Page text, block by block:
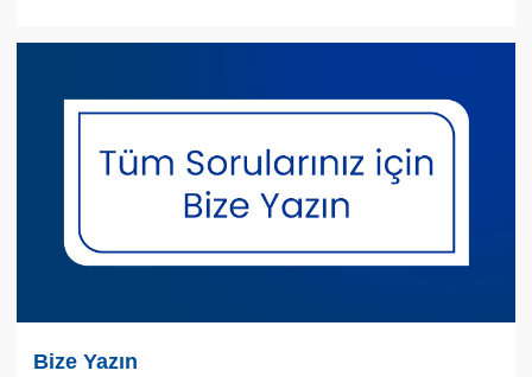
Bize Yazın